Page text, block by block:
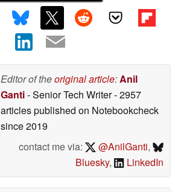
Editor of theoriginal article:Anil
Ganti- Senior Tech Writer- 2957
articles published on Notebookcheck
since 2019
contact me via:
@AnilGanti,
Bluesky, LinkedIn